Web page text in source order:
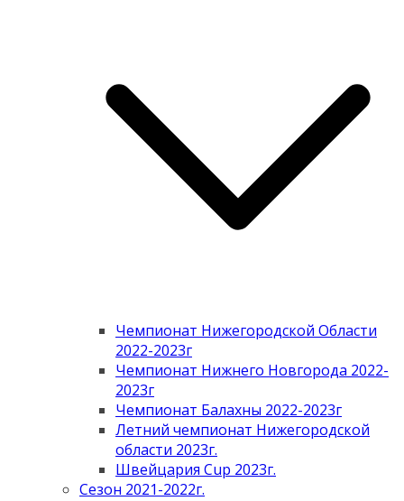
Чемпионат Нижегородской Области
2022-2023г
Чемпионат Нижнего Новгорода 2022-
2023г
Чемпионат Балахны 2022-2023г
Летний чемпионат Нижегородской
области 2023г.
Швейцария Cup 2023г.
Сезон 2021-2022г.